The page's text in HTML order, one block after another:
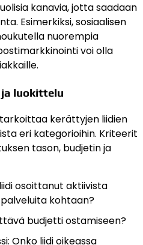
kanavia, jotta saadaan
Esimerkiksi, sosiaalisen
nuorempia
voi olla
luokittelu
kerättyjen liidien
eri kategorioihin. Kriteerit
tason, budjetin ja
osoittanut aktiivista
kohtaan?
budjetti ostamiseen?
Onko liidi oikeassa